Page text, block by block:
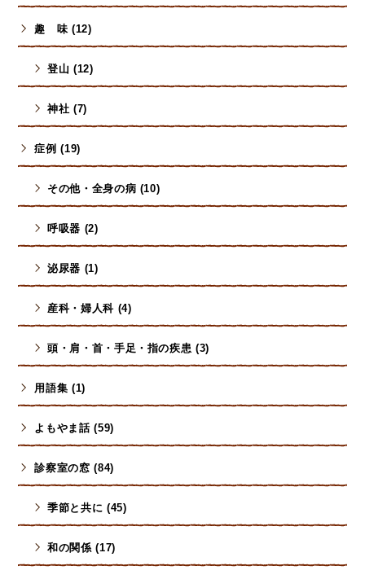
趣 味 (12)
登山 (12)
神社 (7)
症例 (19)
その他・全身の病 (10)
呼吸器 (2)
泌尿器 (1)
産科・婦人科 (4)
頭・肩・首・手足・指の疾患 (3)
用語集 (1)
よもやま話 (59)
診察室の窓 (84)
季節と共に (45)
和の関係 (17)